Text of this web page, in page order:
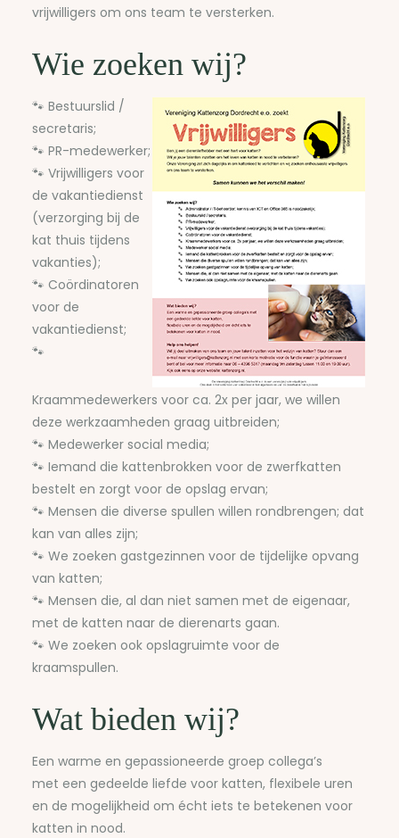
vrijwilligers om ons team te versterken.
Wie zoeken wij?
🐾 Bestuurslid /
secretaris;
🐾 PR-medewerker;
🐾 Vrijwilligers voor
de vakantiedienst
(verzorging bij de
kat thuis tijdens
vakanties);
🐾 Coördinatoren
voor de
vakantiedienst;
🐾
Kraammedewerkers voor ca. 2x per jaar, we willen
deze werkzaamheden graag uitbreiden;
🐾 Medewerker social media;
🐾 Iemand die kattenbrokken voor de zwerfkatten
bestelt en zorgt voor de opslag ervan;
🐾 Mensen die diverse spullen willen rondbrengen; dat
kan van alles zijn;
🐾 We zoeken gastgezinnen voor de tijdelijke opvang
van katten;
🐾 Mensen die, al dan niet samen met de eigenaar,
met de katten naar de dierenarts gaan.
🐾 We zoeken ook opslagruimte voor de
kraamspullen.
Wat bieden wij?
Een warme en gepassioneerde groep collega’s
met een gedeelde liefde voor katten, flexibele uren
en de mogelijkheid om écht iets te betekenen voor
katten in nood.